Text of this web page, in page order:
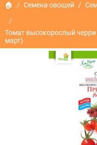
🏠 Семена овощей
Томат высокорослый
март)